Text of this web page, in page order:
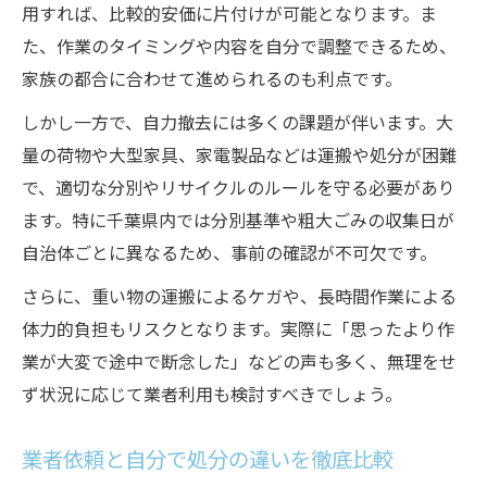
用すれば、比較的安価に片付けが可能となります。ま
た、作業のタイミングや内容を自分で調整できるため、
家族の都合に合わせて進められるのも利点です。
しかし一方で、自力撤去には多くの課題が伴います。大
量の荷物や大型家具、家電製品などは運搬や処分が困難
で、適切な分別やリサイクルのルールを守る必要があり
ます。特に千葉県内では分別基準や粗大ごみの収集日が
自治体ごとに異なるため、事前の確認が不可欠です。
さらに、重い物の運搬によるケガや、長時間作業による
体力的負担もリスクとなります。実際に「思ったより作
業が大変で途中で断念した」などの声も多く、無理をせ
ず状況に応じて業者利用も検討すべきでしょう。
業者依頼と自分で処分の違いを徹底比較